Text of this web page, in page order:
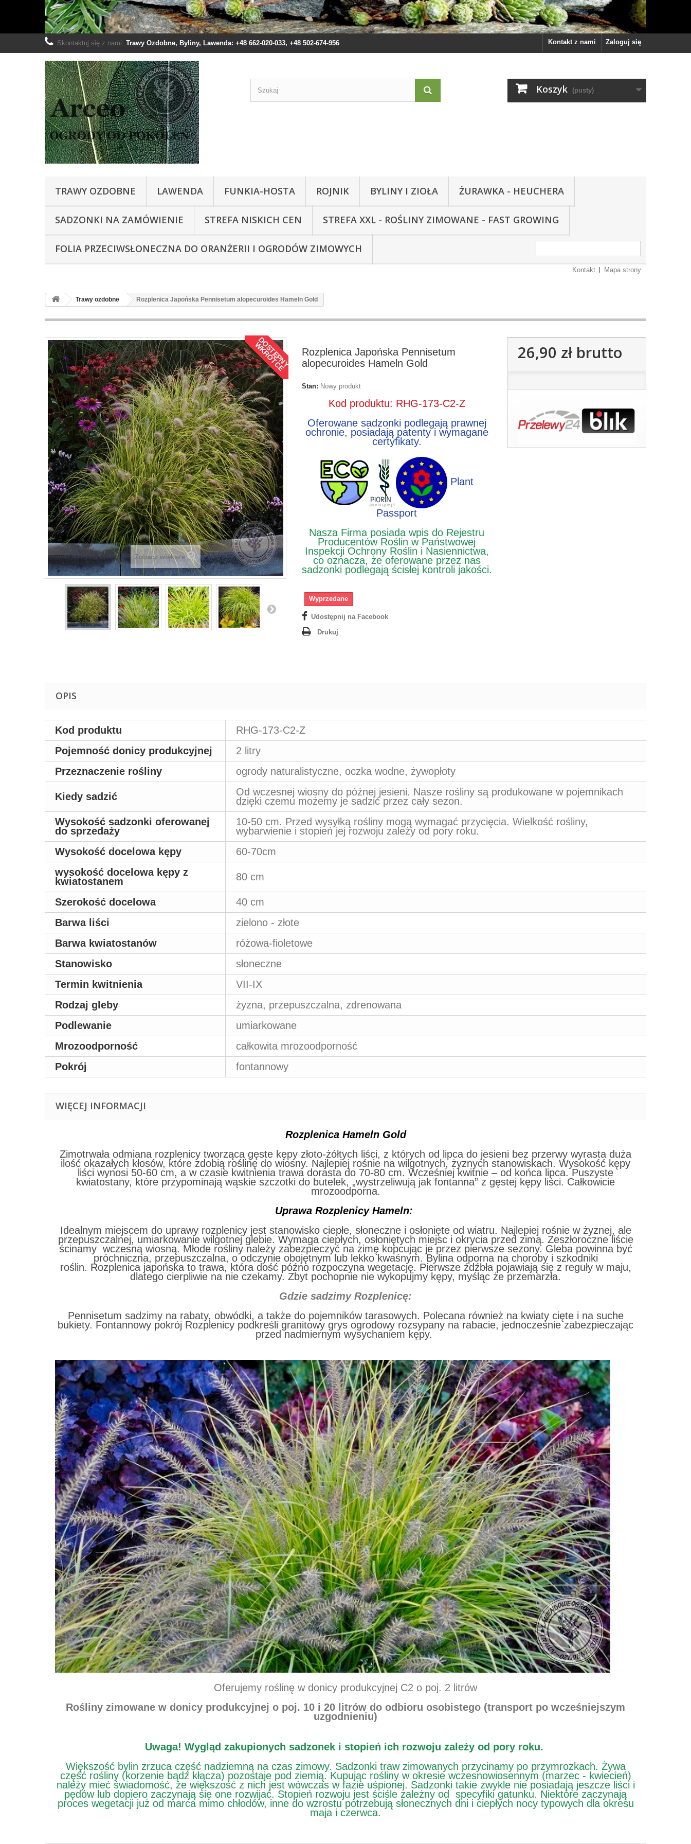
Zaloguj się
Kontakt z nami
Skontaktuj się z nami: Trawy Ozdobne, Byliny, Lawenda: +48 662-020-033, +48 502-674-956
Koszyk (pusty)
TRAWY OZDOBNE LAWENDA FUNKIA-HOSTA ROJNIK BYLINY I ZIOŁA ŻURAWKA - HEUCHERA
SADZONKI NA ZAMÓWIENIE STREFA NISKICH CEN STREFA XXL - ROŚLINY ZIMOWANE - FAST GROWING
FOLIA PRZECIWSŁONECZNA DO ORANŻERII I OGRODÓW ZIMOWYCH
Kontakt Mapa strony
Trawy ozdobne Rozplenica Japońska Pennisetum alopecuroides Hameln Gold
D
O
S
T
Ę
P
N
Y
W
K
R
Ó
T
C
E
Zobacz większe
Rozplenica Japońska Pennisetum
alopecuroides Hameln Gold
Stan: Nowy produkt
Kod produktu: RHG-173-C2-Z
Oferowane sadzonki podlegają prawnej
ochronie, posiadają patenty i wymagane
certyfikaty.
Plant
Passport
Nasza Firma posiada wpis do Rejestru
Producentów Roślin w Państwowej
Inspekcji Ochrony Roślin i Nasiennictwa,
co oznacza, że oferowane przez nas
sadzonki podlegają ścisłej kontroli jakości.
Wyprzedane
Udostępnij na Facebook
Drukuj
26,90 złbrutto
OPIS
Kod produktu
RHG-173-C2-Z
Pojemność donicy produkcyjnej
2 litry
Przeznaczenie rośliny
ogrody naturalistyczne, oczka wodne, żywopłoty
Kiedy sadzić
Od wczesnej wiosny do późnej jesieni. Nasze rośliny są produkowane w pojemnikach
dzięki czemu możemy je sadzić przez cały sezon.
Wysokość sadzonki oferowanej
do sprzedaży
10-50 cm. Przed wysyłką rośliny mogą wymagać przycięcia. Wielkość rośliny,
wybarwienie i stopień jej rozwoju zależy od pory roku.
Wysokość docelowa kępy
60-70cm
wysokość docelowa kępy z
kwiatostanem
80 cm
Szerokość docelowa
40 cm
Barwa liści
zielono - złote
Barwa kwiatostanów
różowa-fioletowe
Stanowisko
słoneczne
Termin kwitnienia
VII-IX
Rodzaj gleby
żyzna, przepuszczalna, zdrenowana
Podlewanie
umiarkowane
Mrozoodporność
całkowita mrozoodporność
Pokrój
fontannowy
WIĘCEJ INFORMACJI
Rozplenica Hameln Gold
Zimotrwała odmiana rozplenicy tworząca gęste kępy złoto-żółtych liści, z których od lipca do jesieni bez przerwy wyrasta duża
ilość okazałych kłosów, które zdobią roślinę do wiosny. Najlepiej rośnie na wilgotnych, żyznych stanowiskach. Wysokość kępy
liści wynosi 50-60 cm, a w czasie kwitnienia trawa dorasta do 70-80 cm. Wcześniej kwitnie – od końca lipca. Puszyste
kwiatostany, które przypominają wąskie szczotki do butelek, „wystrzeliwują jak fontanna” z gęstej kępy liści. Całkowicie
mrozoodporna.
Uprawa Rozplenicy Hameln:
Idealnym miejscem do uprawy rozplenicy jest stanowisko ciepłe, słoneczne i osłonięte od wiatru. Najlepiej rośnie w żyznej, ale
przepuszczalnej, umiarkowanie wilgotnej glebie. Wymaga ciepłych, osłoniętych miejsc i okrycia przed zimą. Zeszłoroczne liście
ścinamy wczesną wiosną. Młode rośliny należy zabezpieczyć na zimę kopcując je przez pierwsze sezony. Gleba powinna być
próchniczna, przepuszczalna, o odczynie obojętnym lub lekko kwaśnym. Bylina odporna na choroby i szkodniki
roślin. Rozplenica japońska to trawa, która dość późno rozpoczyna wegetację. Pierwsze źdźbła pojawiają się z reguły w maju,
dlatego cierpliwie na nie czekamy. Zbyt pochopnie nie wykopujmy kępy, myśląc że przemarzła.
Gdzie sadzimy Rozplenicę:
Pennisetum sadzimy na rabaty, obwódki, a także do pojemników tarasowych. Polecana również na kwiaty cięte i na suche
bukiety. Fontannowy pokrój Rozplenicy podkreśli granitowy grys ogrodowy rozsypany na rabacie, jednocześnie zabezpieczając
przed nadmiernym wysychaniem kępy.
Oferujemy roślinę w donicy produkcyjnej C2 o poj. 2 litrów
Rośliny zimowane w donicy produkcyjnej o poj. 10 i 20 litrów do odbioru osobistego (transport po wcześniejszym
uzgodnieniu)
Uwaga! Wygląd zakupionych sadzonek i stopień ich rozwoju zależy od pory roku.
Większość bylin zrzuca część nadziemną na czas zimowy. Sadzonki traw zimowanych przycinamy po przymrozkach. Żywa
część rośliny (korzenie bądź kłącza) pozostaje pod ziemią. Kupując rośliny w okresie wczesnowiosennym (marzec - kwiecień)
należy mieć świadomość, że większość z nich jest wówczas w fazie uśpionej. Sadzonki takie zwykle nie posiadają jeszcze liści i
pędów lub dopiero zaczynają się one rozwijać. Stopień rozwoju jest ściśle zależny od specyfiki gatunku. Niektóre zaczynają
proces wegetacji już od marca mimo chłodów, inne do wzrostu potrzebują słonecznych dni i ciepłych nocy typowych dla okresu
maja i czerwca.